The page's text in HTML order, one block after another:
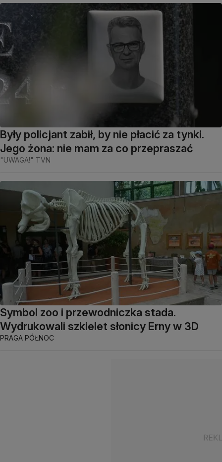
Były policjant zabił, by nie płacić za tynki.
Jego żona: nie mam za co przepraszać
"UWAGA!" TVN
Symbol zoo i przewodniczka stada.
Wydrukowali szkielet słonicy Erny w 3D
PRAGA PÓŁNOC